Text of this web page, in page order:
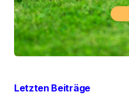
Letzten Beiträge